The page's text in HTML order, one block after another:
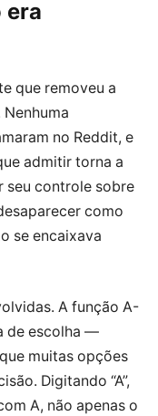
era
que removeu a
no Reddit, e
admitir torna a
seu controle sobre
como
se encaixava
A função A-
de escolha —
muitas opções
Digitando “A”,
A, não apenas o